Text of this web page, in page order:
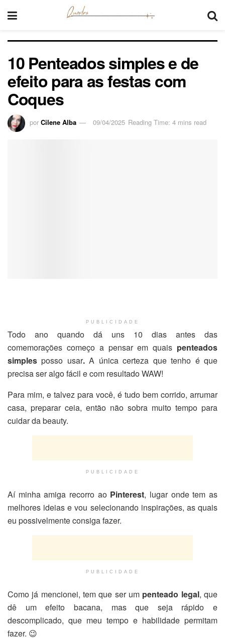
10 Penteados simples e de
efeito para as festas com
Coques
por Cilene Alba 09/04/2025 Reading Time: 4 mins read
PUBLICIDADE
Todo ano quando dá uns 10 dias antes das
comemorações começo a pensar em quais penteados
simplesposso usar.A única certeza que tenho é que
precisa ser algo fácil e com resultado WAW!
Para mim, e talvez para você, é tudo bem corrido, arrumar
casa, preparar ceia, então não sobra muito tempo para
cuidar da beauty.
PUBLICIDADE
Aí minha amiga recorro ao Pinterest, lugar onde tem as
melhores ideias e vou selecionando inspirações, as quais
eu possivelmente consiga fazer.
PUBLICIDADE
Como já mencionei, tem que ser um penteado legal, que
dê um efeito bacana, mas que seja rápido e
descomplicado, que meu tempo e habilidade permitam
fazer. 😉